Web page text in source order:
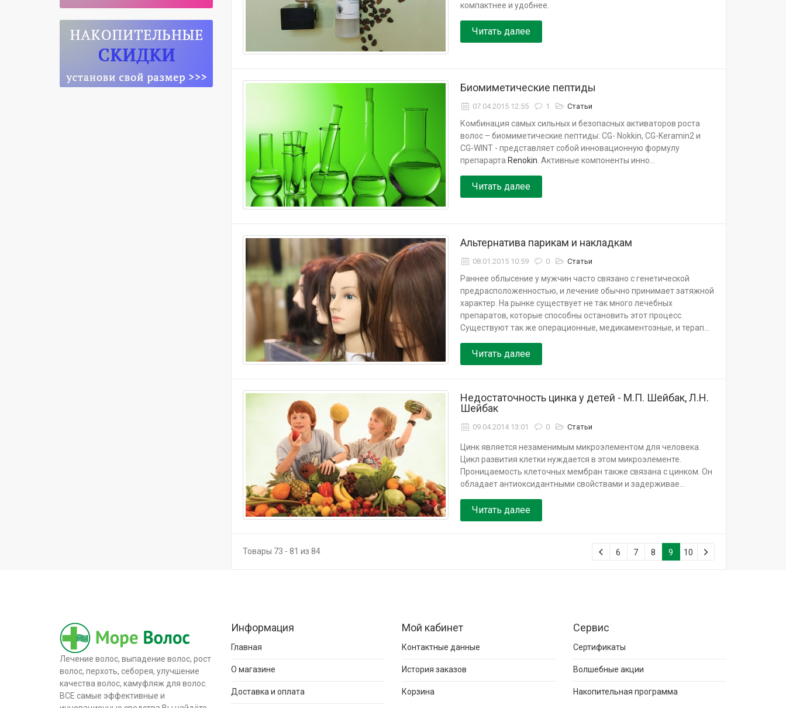
компактнее и удобнее.
Читать далее
Биомиметические пептиды
07.04.2015 12:55 1 Статьи
Комбинация самых сильных и безопасных активаторов роста
волос – биомиметические пептиды: CG- Nokkin, CG-Keramin2 и
CG-WINT - представляет собой инновационную формулу
препарарта Renokin . Активные компоненты инно...
Читать далее
Альтернатива парикам и накладкам
08.01.2015 10:59 0 Статьи
Раннее облысение у мужчин часто связано с генетической
предрасположенностью, и лечение обычно принимает затяжной
характер. На рынке существует не так много лечебных
препаратов, которые способны остановить этот процесс.
Существуют так же операционные, медикаментозные, и терап...
Читать далее
Недостаточность цинка у детей - М.П. Шейбак, Л.Н.
Шейбак
09.04.2014 13:01 0 Статьи
Цинк является незаменимым микроэлементом для человека.
Цикл развития клетки нуждается в этом микроэлементе.
Проницаемость клеточных мембран также связана с цинком. Он
обладает антиоксидантными свойствами и задерживае...
Читать далее
Товары 73 - 81 из 84 6 7 8 9 10
Лечение волос, выпадение волос, рост
волос, перхоть, себорея, улучшение
качества волос, камуфляж для волос.
ВСЕ самые эффективные и
Информация
Главная
О магазине
Доставка и оплата
Мой кабинет
Контактные данные
История заказов
Корзина
Сервис
Сертификаты
Волшебные акции
Накопительная программа